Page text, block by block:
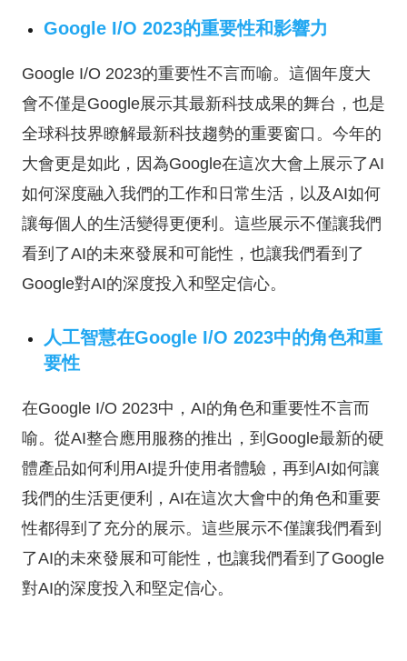
Google I/O 2023的重要性和影響力
Google I/O 2023的重要性不言而喻。這個年度大
會不僅是Google展示其最新科技成果的舞台，也是
全球科技界瞭解最新科技趨勢的重要窗口。今年的
大會更是如此，因為Google在這次大會上展示了AI
如何深度融入我們的工作和日常生活，以及AI如何
讓每個人的生活變得更便利。這些展示不僅讓我們
看到了AI的未來發展和可能性，也讓我們看到了
Google對AI的深度投入和堅定信心。
人工智慧在Google I/O 2023中的角色和重
要性
在Google I/O 2023中，AI的角色和重要性不言而
喻。從AI整合應用服務的推出，到Google最新的硬
體產品如何利用AI提升使用者體驗，再到AI如何讓
我們的生活更便利，AI在這次大會中的角色和重要
性都得到了充分的展示。這些展示不僅讓我們看到
了AI的未來發展和可能性，也讓我們看到了Google
對AI的深度投入和堅定信心。